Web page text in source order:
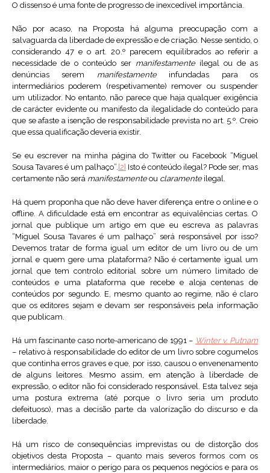
O dissenso é uma fonte de progresso de inexcedível importância.
Não por acaso, na Proposta há alguma preocupação com a
salvaguarda da liberdade de expressão e de criação. Nesse sentido, o
considerando 47 e o art. 20.º parecem equilibrados ao referir a
necessidade de o conteúdo ser manifestamenteilegal ou de as
denúncias serem manifestamenteinfundadas para os
intermediários poderem (respetivamente) remover ou suspender
um utilizador. No entanto, não parece que haja qualquer exigência
de carácter evidente ou manifesto da ilegalidade do conteúdo para
que se afaste a isenção de responsabilidade prevista no art. 5.º. Creio
que essa qualificação deveria existir.
Se eu escrever na minha página do Twitter ou Facebook “Miguel
Sousa Tavares é um palhaço”. [2] Isto é conteúdo ilegal? Pode ser, mas
certamente não será manifestamenteou claramenteilegal.
Há quem proponha que não deve haver diferença entre o online e o
offline. A dificuldade está em encontrar as equivalências certas. O
jornal que publique um artigo em que eu escreva as palavras
“Miguel Sousa Tavares é um palhaço” será responsável por isso?
Devemos tratar de forma igual um editor de um livro ou de um
jornal e quem gere uma plataforma? Não é certamente igual um
jornal que tem controlo editorial sobre um número limitado de
conteúdos e uma plataforma que recebe e aloja centenas de
conteúdos por segundo. E, mesmo quanto ao regime, não é claro
que os editores sejam e devam ser responsáveis pela informação
que publicam.
Há um fascinante caso norte-americano de 1991 – Winter v. Putnam
– relativo à responsabilidade do editor de um livro sobre cogumelos
que continha erros graves e que, por isso, causou o envenenamento
de alguns leitores. Mesmo assim, em atenção à liberdade de
expressão, o editor não foi considerado responsável. Esta talvez seja
uma postura extrema (até porque o livro seria um produto
defeituoso), mas a decisão parte da valorização do discurso e da
liberdade.
Há um risco de consequências imprevistas ou de distorção dos
objetivos desta Proposta – quanto mais severos formos com os
intermediários, maior o perigo para os pequenos negócios e para os